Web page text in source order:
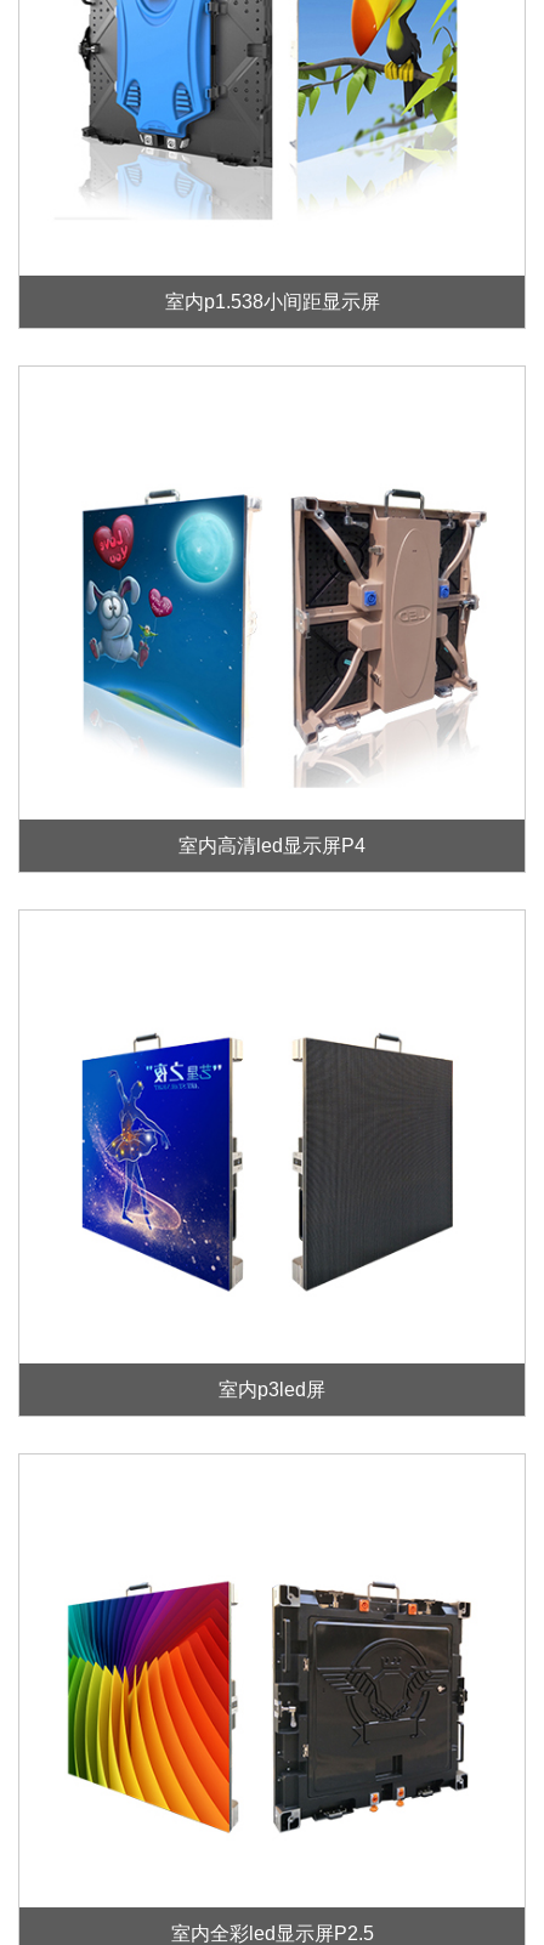
室内p1.538小间距显示屏
室内高清led显示屏P4
室内p3led屏
室内全彩led显示屏P2.5